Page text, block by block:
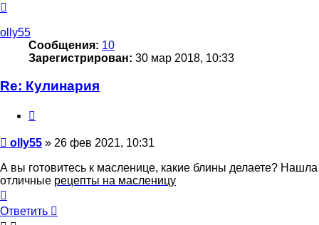
началу
olly55
Сообщения: 10
Зарегистрирован: 30 мар 2018, 10:33
Re: Кулинария
Сообщение
olly55 » 26 фев 2021, 10:31
А вы готовитесь к масленице, какие блины делаете? Нашла
отличные рецепты на масленицу
к
началу
Ответить